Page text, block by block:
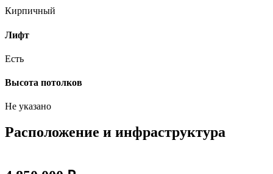
Кирпичный
Лифт
Есть
Высота потолков
Не указано
Расположение и инфраструктура